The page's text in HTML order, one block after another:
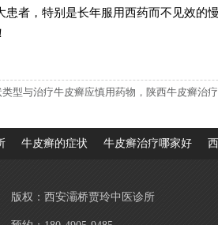
患者，特别是长年服用西药而不见效的
型与治疗牛皮癣应慎用药物，陕西牛皮癣治
牛皮癣的症状 牛皮癣治疗哪家好
版权：西安灞桥贾玲中医诊所